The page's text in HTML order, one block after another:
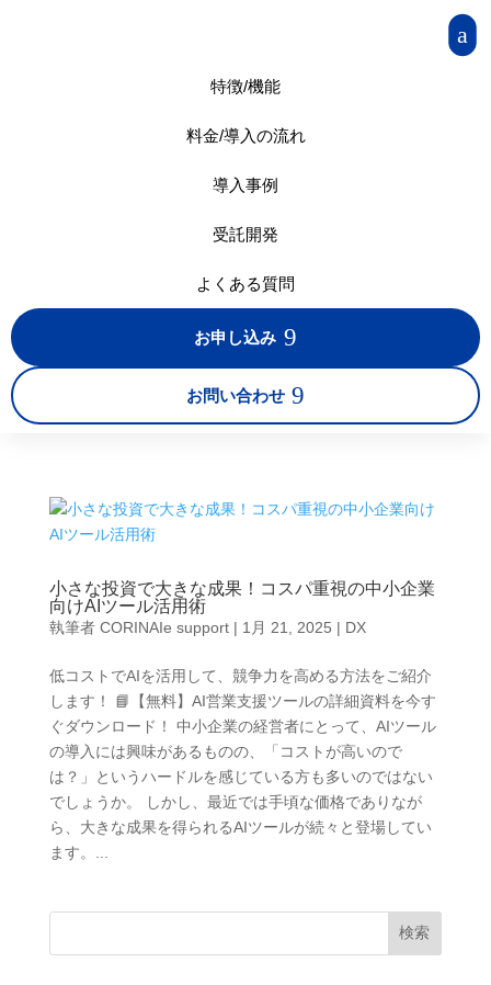
a
特徴/機能
料金/導入の流れ
導入事例
受託開発
よくある質問
9
お申し込み
9
お問い合わせ
小さな投資で大きな成果！コスパ重視の中小企業
向けAIツール活用術
執筆者 CORINAIe support| 1月 21, 2025 | DX
低コストでAIを活用して、競争力を高める方法をご紹介
します！ 📘【無料】AI営業支援ツールの詳細資料を今す
ぐダウンロード！ 中小企業の経営者にとって、AIツール
の導入には興味があるものの、「コストが高いので
は？」というハードルを感じている方も多いのではない
でしょうか。 しかし、最近では手頃な価格でありなが
ら、大きな成果を得られるAIツールが続々と登場してい
ます。...
検索